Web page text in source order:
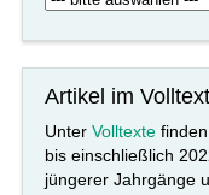
Artikel im
UnterVolltexte
bis einschließlich
jüngerer Jahrgänge